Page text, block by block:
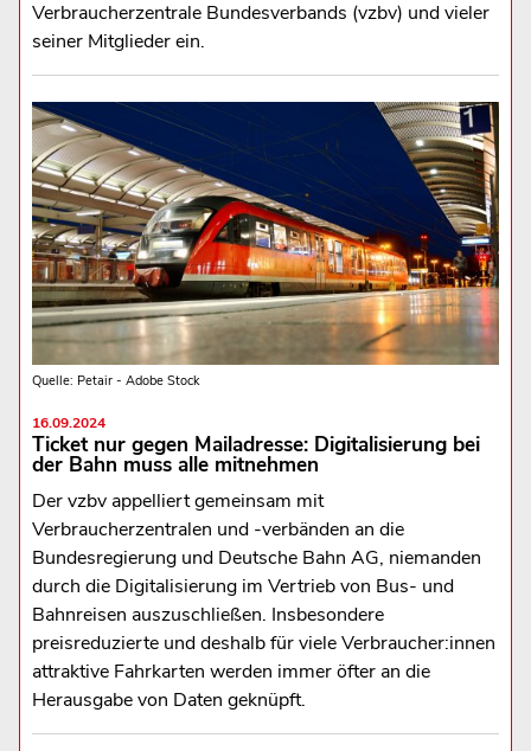
Verbraucherzentrale Bundesverbands (vzbv) und vieler
seiner Mitglieder ein.
Quelle: Petair - Adobe Stock
16.09.2024
Ticket nur gegen Mailadresse: Digitalisierung bei
der Bahn muss alle mitnehmen
Der vzbv appelliert gemeinsam mit
Verbraucherzentralen und -verbänden an die
Bundesregierung und Deutsche Bahn AG, niemanden
durch die Digitalisierung im Vertrieb von Bus- und
Bahnreisen auszuschließen. Insbesondere
preisreduzierte und deshalb für viele Verbraucher:innen
attraktive Fahrkarten werden immer öfter an die
Herausgabe von Daten geknüpft.